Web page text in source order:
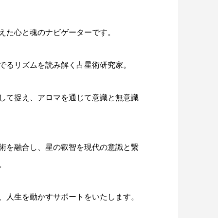
心と魂のナビゲーターです。
リズムを読み解く占星術研究家。
て捉え、アロマを通じて意識と無意識
を融合し、星の叡智を現代の意識と繋
生を動かすサポートをいたします。